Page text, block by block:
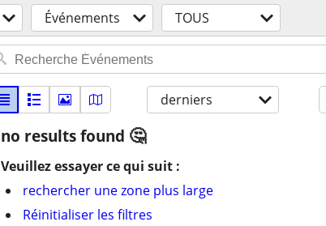
Événements TOUS
derniers
no results found
Veuillez essayer ce qui suit :
rechercher une zone plus large
Réinitialiser les filtres